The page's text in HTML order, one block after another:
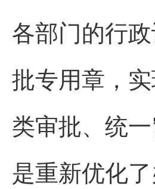
各部门的行
批专用章，
类审批、统
是重新优化